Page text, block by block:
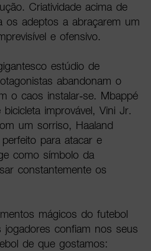
Criatividade acima de
os adeptos a abraçarem um
e ofensivo.
estúdio de
abandonam o
o caos instalar-se. Mbappé
improvável, Vini Jr.
um sorriso, Haaland
para atacar e
como símbolo da
constantemente os
mágicos do futebol
confiam nos seus
de que gostamos: